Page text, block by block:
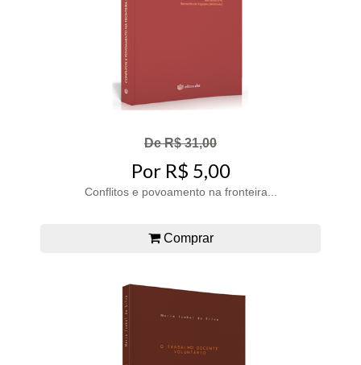
De R$ 31,00
Por R$ 5,00
Conflitos e povoamento na fronteira...
Comprar